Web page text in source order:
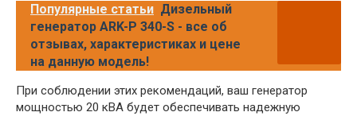
Популярные статьи Дизельный
генератор ARK-P 340-S - все об
отзывах, характеристиках и цене
на данную модель!
При соблюдении этих рекомендаций, ваш генератор
мощностью 20 кВА будет обеспечивать надежную